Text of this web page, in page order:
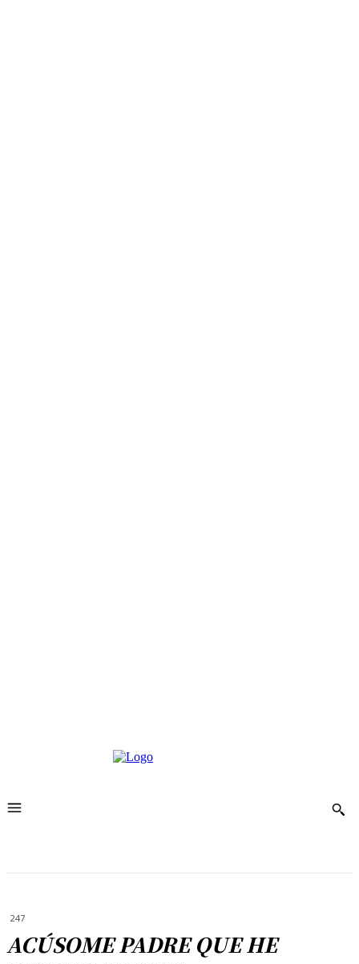
247
ACÚSOME PADRE QUE HE